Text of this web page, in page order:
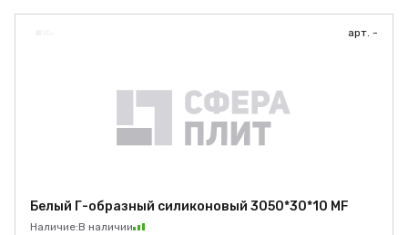
арт. -
Белый Г-образный силиконовый 3050*30*10 MF
Наличие:В наличии